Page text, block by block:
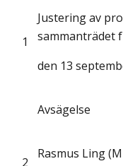
1
Justering av
sammanträdet
den 13
Avsägelse
2
Rasmus Ling